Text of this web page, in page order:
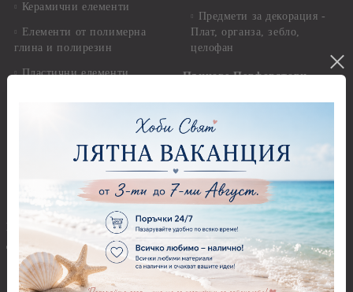
Керамични елементи
Елементи от полимерна
глина и полирезин
Пластични елементи
Самосъхнеща глина
Полимерна Глина
Приложни техники и
Декупаж
Декупажна хартия
Предмети за декорация -
Плат, органза, зебло,
целофан
Пънчове Перфоратори
Перфоратори до 2,50 см
Перфоратори 2,50 см
Перфоратори над 2,50 см
Бордюрни пънчове
Ъглови перфоратори
Перфоратори Основни
Фигури - кръгове, овали
Перфоратори - Сърца и
звезди